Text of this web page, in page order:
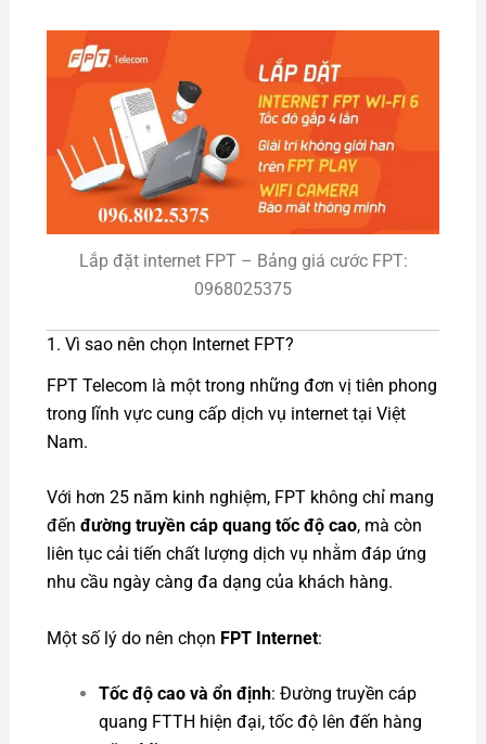
Lắp đặt internet FPT – Bảng giá cước FPT:
0968025375
1. Vì sao nên chọn Internet FPT?
FPT Telecom là một trong những đơn vị tiên phong
trong lĩnh vực cung cấp dịch vụ internet tại Việt
Nam.
Với hơn 25 năm kinh nghiệm, FPT không chỉ mang
đến đường truyền cáp quang tốc độ cao, mà còn
liên tục cải tiến chất lượng dịch vụ nhằm đáp ứng
nhu cầu ngày càng đa dạng của khách hàng.
Một số lý do nên chọn FPT Internet:
Tốc độ cao và ổn định: Đường truyền cáp
quang FTTH hiện đại, tốc độ lên đến hàng